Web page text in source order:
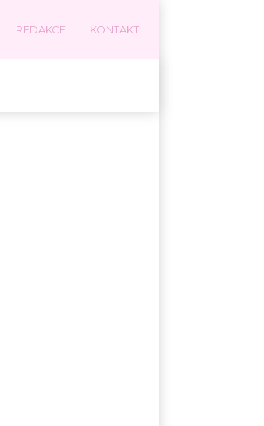
REDAKCE KONTAKT